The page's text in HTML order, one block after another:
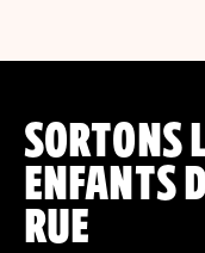
SORTONS
ENFANTS
RUE